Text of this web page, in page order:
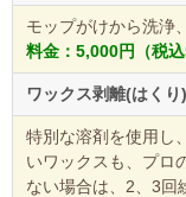
モップがけから洗浄
料金：5,000円（税
ワックス剥離(はくり
特別な溶剤を使用し
いワックスも、プロ
ない場合は、2、3回